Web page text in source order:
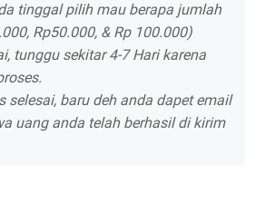
tinggal pilih mau berapa jumlah
Rp50.000, & Rp 100.000)
tunggu sekitar 4-7 Hari karena
selesai, baru deh anda dapet email
uang anda telah berhasil di kirim